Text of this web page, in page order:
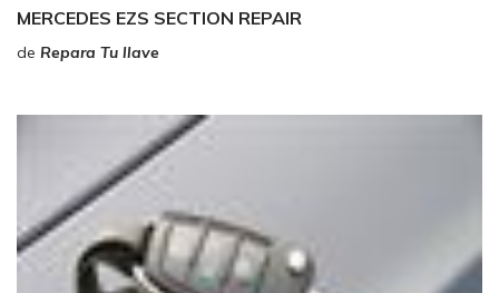
MERCEDES EZS SECTION REPAIR
de Repara Tu llave